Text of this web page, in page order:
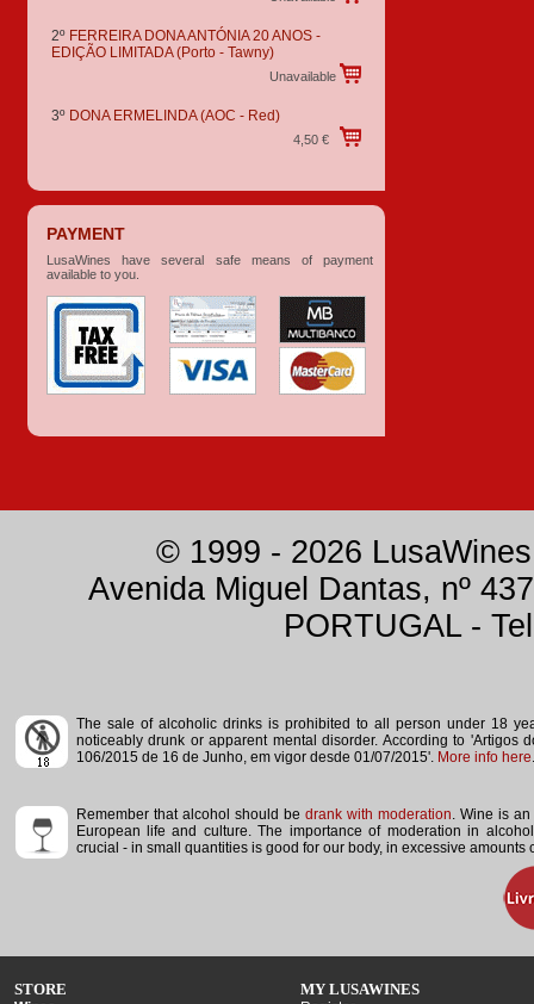
2º FERREIRA DONA ANTÓNIA 20 ANOS -
EDIÇÃO LIMITADA(Porto - Tawny)
Unavailable
3º DONA ERMELINDA(AOC - Red)
4,50 €
PAYMENT
LusaWines have several safe means of payment
available to you.
© 1999 - 2026
Avenida Miguel Dantas, nº
PORTUGAL -
The sale of alcoholic drinks is prohibited to all person under 18
noticeably drunk or apparent mental disorder. According to 'Artigos
106/2015 de 16 de Junho, em vigor desde 01/07/2015'. More info here.
Remember that alcohol should be drank with moderation. Wine is
European life and culture. The importance of moderation in
crucial - in small quantities is good for our body, in excessive amounts
STORE MY LUSAWINES